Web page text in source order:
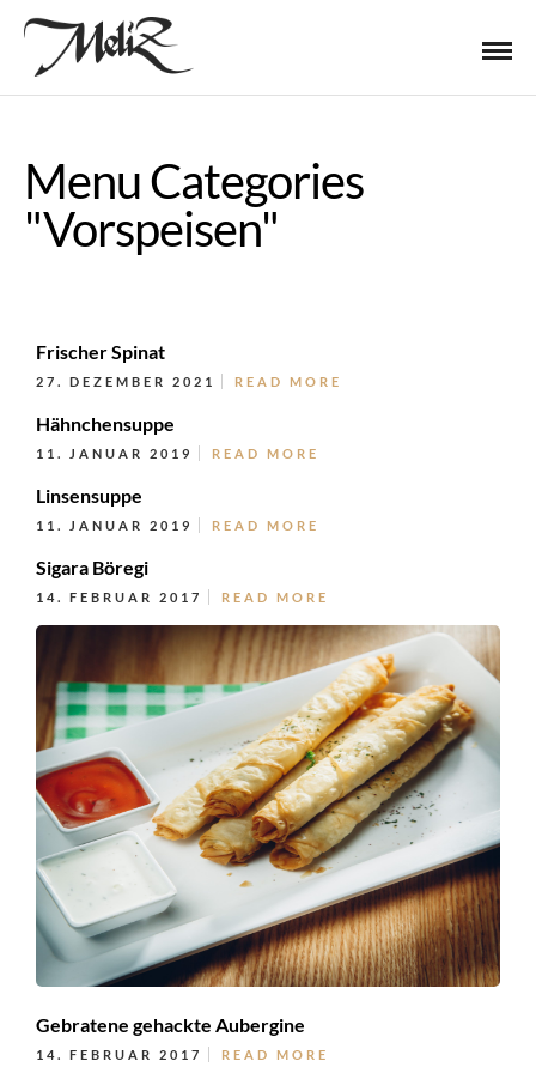
Menu Categories
"Vorspeisen"
Frischer Spinat
27. DEZEMBER 2021 READ MORE
Hähnchensuppe
11. JANUAR 2019 READ MORE
Linsensuppe
11. JANUAR 2019 READ MORE
Sigara Böregi
14. FEBRUAR 2017 READ MORE
Gebratene gehackte Aubergine
14. FEBRUAR 2017 READ MORE